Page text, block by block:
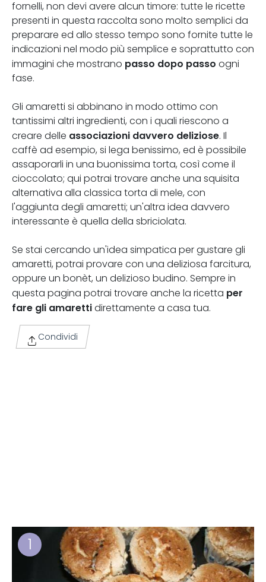
fornelli, non devi avere alcun timore: tutte le ricette
presenti in questa raccolta sono molto semplici da
preparare ed allo stesso tempo sono fornite tutte le
indicazioni nel modo più semplice e soprattutto con
immagini che mostrano passo dopo passo ogni
fase.
Gli amaretti si abbinano in modo ottimo con
tantissimi altri ingredienti, con i quali riescono a
creare delle associazioni davvero deliziose. Il
caffè ad esempio, si lega benissimo, ed è possibile
assaporarli in una buonissima torta, così come il
cioccolato; qui potrai trovare anche una squisita
alternativa alla classica torta di mele, con
l'aggiunta degli amaretti; un'altra idea davvero
interessante è quella della sbriciolata.
Se stai cercando un'idea simpatica per gustare gli
amaretti, potrai provare con una deliziosa farcitura,
oppure un bonèt, un delizioso budino. Sempre in
questa pagina potrai trovare anche la ricetta per
fare gli amaretti direttamente a casa tua.
Condividi
1